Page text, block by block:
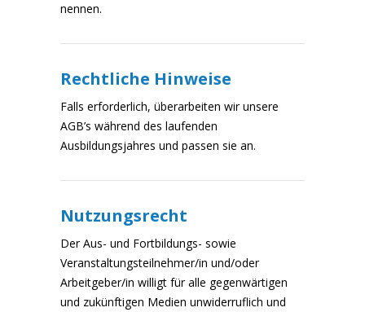
nennen.
Rechtliche Hinweise
Falls erforderlich, überarbeiten wir unsere
AGB’s während des laufenden
Ausbildungsjahres und passen sie an.
Nutzungsrecht
Der Aus- und Fortbildungs- sowie
Veranstaltungsteilnehmer/in und/oder
Arbeitgeber/in willigt für alle gegenwärtigen
und zukünftigen Medien unwiderruflich und